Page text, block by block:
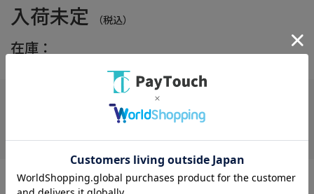
入荷未定 （税込）
在庫：
在庫がありません
心躍るハート型のリップと濃密な輝きを放つリップ